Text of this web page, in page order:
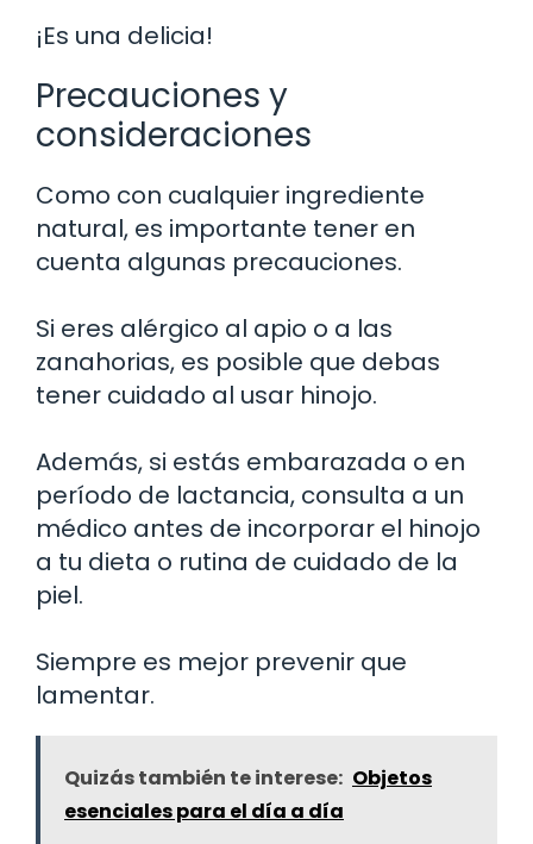
¡Es una delicia!
Precauciones y
consideraciones
Como con cualquier ingrediente
natural, es importante tener en
cuenta algunas precauciones.
Si eres alérgico al apio o a las
zanahorias, es posible que debas
tener cuidado al usar hinojo.
Además, si estás embarazada o en
período de lactancia, consulta a un
médico antes de incorporar el hinojo
a tu dieta o rutina de cuidado de la
piel.
Siempre es mejor prevenir que
lamentar.
Quizás también te interese: Objetos
esenciales para el día a día